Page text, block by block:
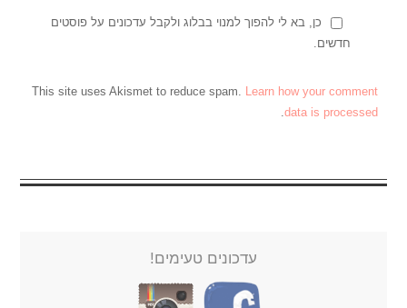
כן, בא לי להפוך למנוי בבלוג ולקבל עדכונים על פוסטים
חדשים.
This site uses Akismet to reduce spam. Learn how your comment
data is processed
.
עדכונים טעימים!